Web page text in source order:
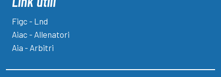
Figc - Lnd
Aiac - Allenatori
Aia - Arbitri